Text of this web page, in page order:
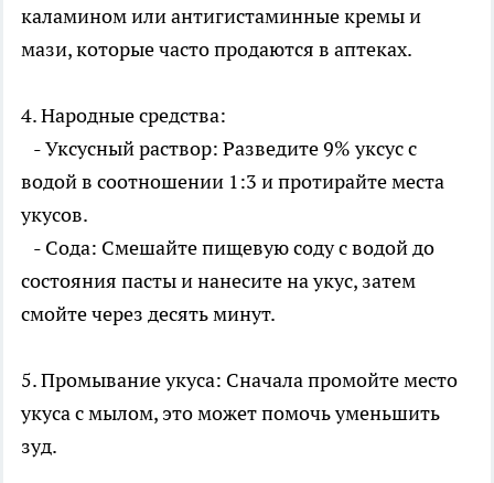
каламином или антигистаминные кремы и
мази, которые часто продаются в аптеках.
4. Народные средства:
- Уксусный раствор: Разведите 9% уксус с
водой в соотношении 1:3 и протирайте места
укусов.
- Сода: Смешайте пищевую соду с водой до
состояния пасты и нанесите на укус, затем
смойте через десять минут.
5. Промывание укуса: Сначала промойте место
укуса с мылом, это может помочь уменьшить
зуд.